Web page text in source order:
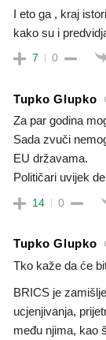
I eto ga , kraj
kako su i
7 0
Tupko Glupko
Za par godina
Sada zvuči
EU državama.
Političari uvijek
14 0
Tupko Glupko
Tko kaže da će
BRICS je
ucjenjivanja,
među njima, kao